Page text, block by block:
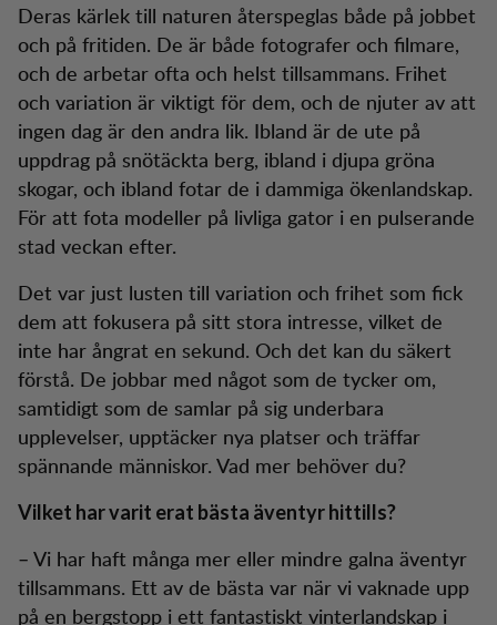
Deras kärlek till naturen återspeglas både på jobbet
och på fritiden. De är både fotografer och filmare,
och de arbetar ofta och helst tillsammans. Frihet
och variation är viktigt för dem, och de njuter av att
ingen dag är den andra lik. Ibland är de ute på
uppdrag på snötäckta berg, ibland i djupa gröna
skogar, och ibland fotar de i dammiga ökenlandskap.
För att fota modeller på livliga gator i en pulserande
stad veckan efter.
Det var just lusten till variation och frihet som fick
dem att fokusera på sitt stora intresse, vilket de
inte har ångrat en sekund. Och det kan du säkert
förstå. De jobbar med något som de tycker om,
samtidigt som de samlar på sig underbara
upplevelser, upptäcker nya platser och träffar
spännande människor. Vad mer behöver du?
Vilket har varit erat bästa äventyr hittills?
– Vi har haft många mer eller mindre galna äventyr
tillsammans. Ett av de bästa var när vi vaknade upp
på en bergstopp i ett fantastiskt vinterlandskap i